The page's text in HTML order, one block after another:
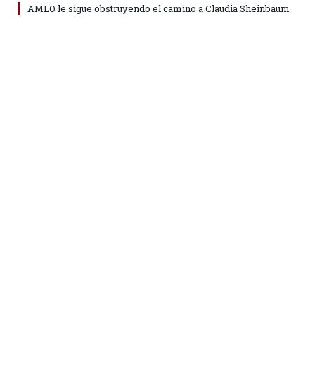
AMLO le sigue obstruyendo el camino a Claudia Sheinbaum